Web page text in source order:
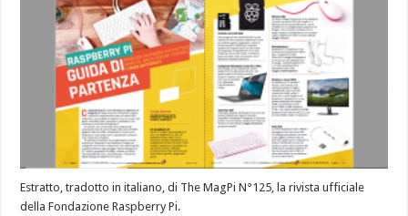
Estratto, tradotto in italiano, di The MagPi N°125, la rivista ufficiale
della Fondazione Raspberry Pi.